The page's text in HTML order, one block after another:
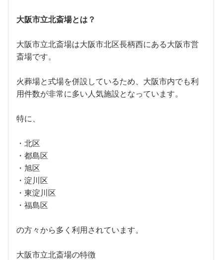
大阪市立北斎場とは？
大阪市立北斎場は大阪市北区長柄西にある大阪市営
斎場です。
火葬場と式場を併設しているため、大阪市内でも利
用件数が非常に多い人気施設となっています。
特に、
・北区
・都島区
・旭区
・淀川区
・東淀川区
・福島区
の方々から多く利用されています。
大阪市立北斎場の特徴